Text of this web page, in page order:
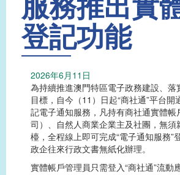
服務推出實
登記功能
2026年6月11日
為持續推進澳門特區電子政務建設、落
目標，自今（11）日起“商社通”平台開
記電子通知服務，凡持有商社通實體帳
司）、自然人商業企業主及社團，無須
檯，全程線上即可完成“電子通知服務”
政企往來行政文書無紙化辦理。
實體帳戶管理員只需登入“商社通”流動